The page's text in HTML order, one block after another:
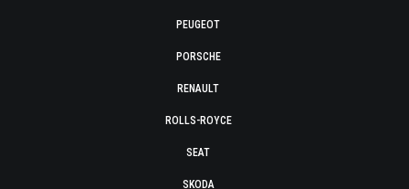
PEUGEOT
PORSCHE
RENAULT
ROLLS-ROYCE
SEAT
SKODA